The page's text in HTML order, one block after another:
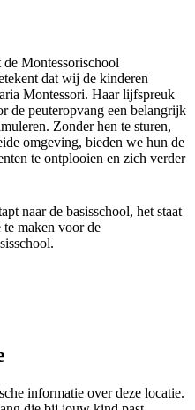
Montessorischool
dat wij de kinderen
Montessori. Haar lijfspreuk
de peuteropvang een belangrijk
Zonder hen te sturen,
omgeving, bieden we hun de
te ontplooien en zich verder
naar de basisschool, het staat
maken voor de
informatie over deze locatie.